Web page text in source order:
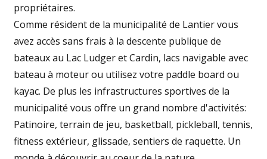
propriétaires.
Comme résident de la municipalité de Lantier vous
avez accès sans frais à la descente publique de
bateaux au Lac Ludger et Cardin, lacs navigable avec
bateau à moteur ou utilisez votre paddle board ou
kayac. De plus les infrastructures sportives de la
municipalité vous offre un grand nombre d'activités:
Patinoire, terrain de jeu, basketball, pickleball, tennis,
fitness extérieur, glissade, sentiers de raquette. Un